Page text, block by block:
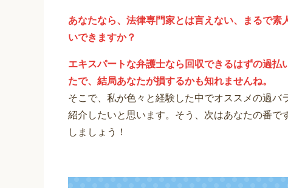
あなたなら、法律専門家とは言えない、まるで
いできますか？
エキスパートな弁護士なら回収できるはずの過
たで、結局あなたが損するかも知れませんね。
そこで、私が色々と経験した中でオススメの過
紹介したいと思います。そう、次はあなたの番で
しましょう！